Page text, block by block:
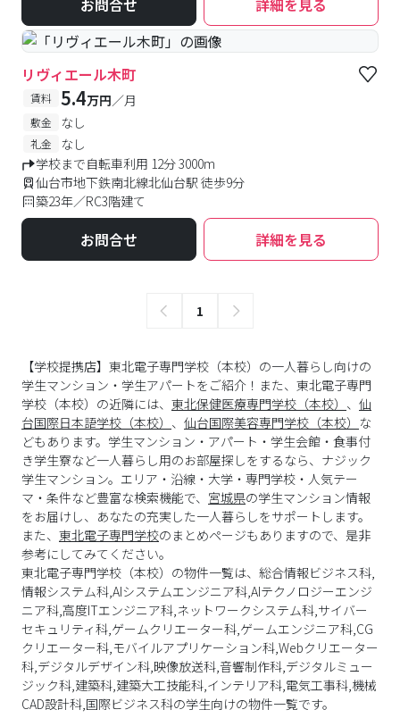
お問合せ 詳細を見る
リヴィエール木町
賃料 5.4万円／月
敷金 なし
礼金
なし
学校まで自転車利用 12分 3000m
仙台市地下鉄南北線北仙台駅 徒歩9分
築23年／RC3階建て
お問合せ 詳細を見る
1
【学校提携店】東北電子専門学校（本校）の一人暮らし向けの
学生マンション・学生アパートをご紹介！また、東北電子専門
学校（本校）の近隣には、 東北保健医療専門学校（本校） 、 仙
台国際日本語学校（本校） 、 仙台国際美容専門学校（本校） な
どもあります。学生マンション・アパート・学生会館・食事付
き学生寮など一人暮らし用のお部屋探しをするなら、ナジック
学生マンション。エリア・沿線・大学・専門学校・人気テー
マ・条件など豊富な検索機能で、 宮城県の学生マンション情報
をお届けし、あなたの充実した一人暮らしをサポートします。
また、 東北電子専門学校のまとめページもありますので、是非
参考にしてみてください。
東北電子専門学校 （本校）の物件一覧は、 総合情報ビジネス科,
情報システム科,AIシステムエンジニア科,AIテクノロジーエンジ
ニア科,高度ITエンジニア科,ネットワークシステム科,サイバー
セキュリティ科,ゲームクリエーター科,ゲームエンジニア科,CG
クリエーター科,モバイルアプリケーション科,Webクリエーター
科,デジタルデザイン科,映像放送科,音響制作科,デジタルミュー
ジック科,建築科,建築大工技能科,インテリア科,電気工事科,機械
CAD設計科,国際ビジネス科の学生向けの物件一覧です。